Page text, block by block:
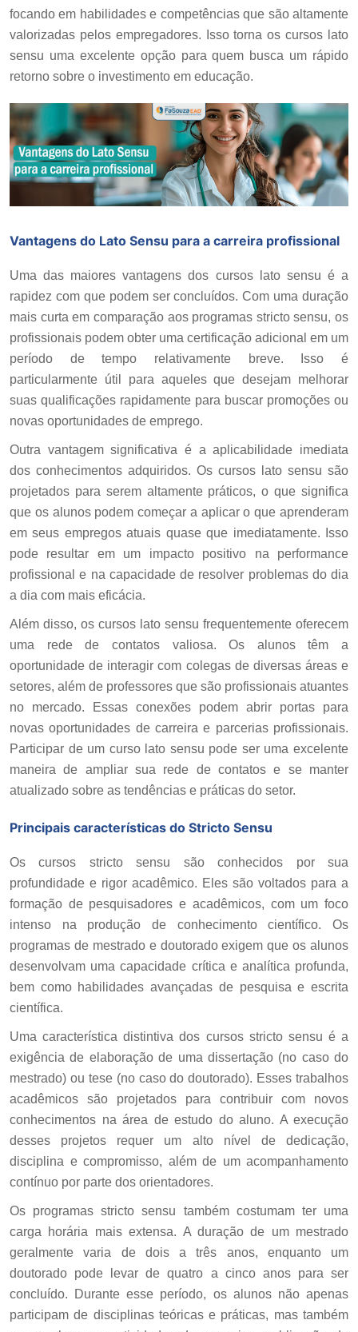
focando em habilidades e competências que são altamente
valorizadas pelos empregadores. Isso torna os cursos lato
sensu uma excelente opção para quem busca um rápido
retorno sobre o investimento em educação.
Vantagens do Lato Sensu para a carreira profissional
Uma das maiores vantagens dos cursos lato sensu é a
rapidez com que podem ser concluídos. Com uma duração
mais curta em comparação aos programas stricto sensu, os
profissionais podem obter uma certificação adicional em um
período de tempo relativamente breve. Isso é
particularmente útil para aqueles que desejam melhorar
suas qualificações rapidamente para buscar promoções ou
novas oportunidades de emprego.
Outra vantagem significativa é a aplicabilidade imediata
dos conhecimentos adquiridos. Os cursos lato sensu são
projetados para serem altamente práticos, o que significa
que os alunos podem começar a aplicar o que aprenderam
em seus empregos atuais quase que imediatamente. Isso
pode resultar em um impacto positivo na performance
profissional e na capacidade de resolver problemas do dia
a dia com mais eficácia.
Além disso, os cursos lato sensu frequentemente oferecem
uma rede de contatos valiosa. Os alunos têm a
oportunidade de interagir com colegas de diversas áreas e
setores, além de professores que são profissionais atuantes
no mercado. Essas conexões podem abrir portas para
novas oportunidades de carreira e parcerias profissionais.
Participar de um curso lato sensu pode ser uma excelente
maneira de ampliar sua rede de contatos e se manter
atualizado sobre as tendências e práticas do setor.
Principais características do Stricto Sensu
Os cursos stricto sensu são conhecidos por sua
profundidade e rigor acadêmico. Eles são voltados para a
formação de pesquisadores e acadêmicos, com um foco
intenso na produção de conhecimento científico. Os
programas de mestrado e doutorado exigem que os alunos
desenvolvam uma capacidade crítica e analítica profunda,
bem como habilidades avançadas de pesquisa e escrita
científica.
Uma característica distintiva dos cursos stricto sensu é a
exigência de elaboração de uma dissertação (no caso do
mestrado) ou tese (no caso do doutorado). Esses trabalhos
acadêmicos são projetados para contribuir com novos
conhecimentos na área de estudo do aluno. A execução
desses projetos requer um alto nível de dedicação,
disciplina e compromisso, além de um acompanhamento
contínuo por parte dos orientadores.
Os programas stricto sensu também costumam ter uma
carga horária mais extensa. A duração de um mestrado
geralmente varia de dois a três anos, enquanto um
doutorado pode levar de quatro a cinco anos para ser
concluído. Durante esse período, os alunos não apenas
participam de disciplinas teóricas e práticas, mas também